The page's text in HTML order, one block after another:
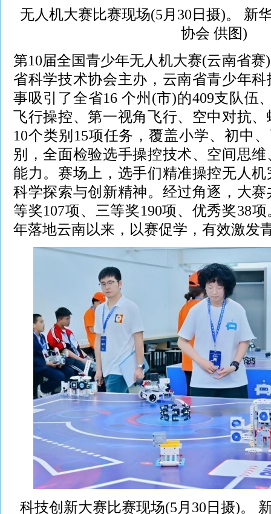
无人机大赛比赛现场(5月30日摄)。 新
协会 供图)
第10届全国青少年无人机大赛(云南省
省科学技术协会主办，云南省青少年
事吸引了全省16 个州(市)的409支队伍
飞行操控、第一视角飞行、空中对抗
10个类别15项任务，覆盖小学、初中
别，全面检验选手操控技术、空间思
能力。赛场上，选手们精准操控无人
科学探索与创新精神。经过角逐，大
等奖107项、三等奖190项、优秀奖38
年落地云南以来，以赛促学，有效激发
科技创新大赛比赛现场(5月30日摄)。